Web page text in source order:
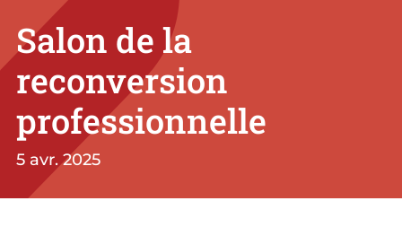
Salon de la
reconversion
professionnelle
5 avr. 2025